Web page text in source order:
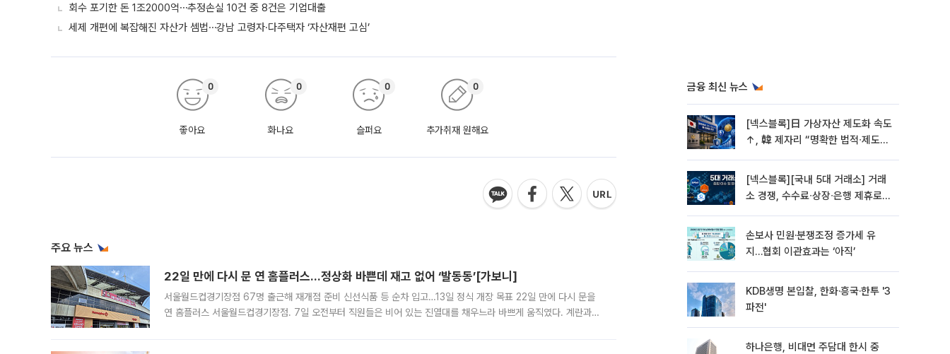
회수 포기한 돈 1조2000억⋯추정손실 10건 중 8건은 기업대출
세제 개편에 복잡해진 자산가 셈법⋯강남 고령자·다주택자 ‘자산재편 고심’
좋아요
0
화나요
0
슬퍼요
0
추가취재 원해요
0
주요 뉴스
22일 만에 다시 문 연 홈플러스…정상화 바쁜데 재고 없어 ‘발동동’[가보니]
서울월드컵경기장점 67명 출근해 재개점 준비 신선식품 등 순차 입고…13일 정식 개장 목표 22일 만에 다시 문을
연 홈플러스 서울월드컵경기장점. 7일 오전부터 직원들은 비어 있는 진열대를 채우느라 바쁘게 움직였다. 계란과
금융 최신 뉴스
[넥스블록]日 가상자산 제도화 속도
↑, 韓 제자리 “명확한 법적∙제도적
[넥스블록][국내 5대 거래소] 거래
소 경쟁, 수수료∙상장∙은행 제휴로
손보사 민원·분쟁조정 증가세 유
지…협회 이관효과는 ‘아직’
KDB생명 본입찰, 한화·흥국·한투 '3
파전'
하나은행, 비대면 주담대 한시 중